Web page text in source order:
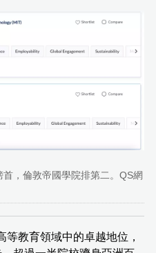
，倫敦帝國學院排第二。QS網
教育領域中的卓越地位，